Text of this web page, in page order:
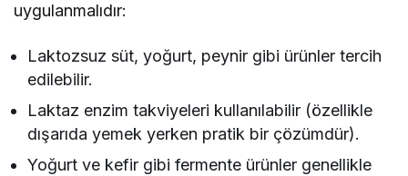
uygulanmalıdır:
Laktozsuz süt, yoğurt, peynir gibi ürünler tercih
edilebilir.
Laktaz enzim takviyeleri kullanılabilir (özellikle
dışarıda yemek yerken pratik bir çözümdür).
Yoğurt ve kefir gibi fermente ürünler genellikle